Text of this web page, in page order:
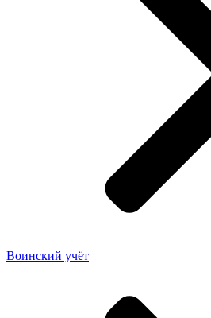
Воинский учёт